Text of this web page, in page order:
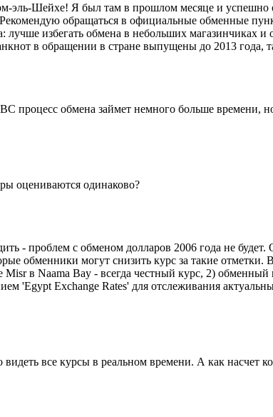
эль-Шейхе! Я был там в прошлом месяце и
обращаться в официальные обменные
избегать обмена в небольших магазинчиках
в обращении в стране выпущены до 2013 года,
процесс обмена займет немного больше
оцениваются одинаково?
- проблем с обменом долларов 2006 года не
обменники могут снизить курс за такие
в Naama Bay - всегда честный курс, 2)
'Egypt Exchange Rates' для отслеживания
все курсы в реальном времени. А как насчет